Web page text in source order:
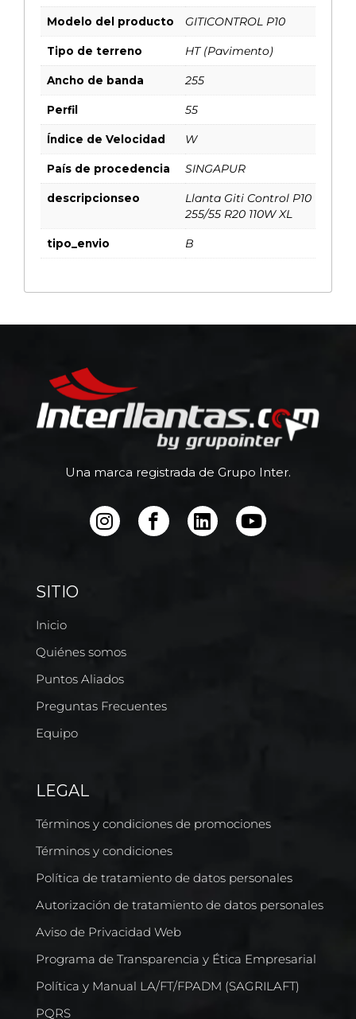
Modelo del producto GITICONTROL P10
Tipo de terreno HT (Pavimento)
Ancho de banda 255
Perfil 55
Índice de Velocidad W
País de procedencia SINGAPUR
descripcionseo
Llanta Giti Control P10
255/55 R20 110W XL
tipo_envio B
Una marca registrada de Grupo Inter.
SITIO
Inicio
Quiénes somos
Puntos Aliados
Preguntas Frecuentes
Equipo
LEGAL
Términos y condiciones de promociones
Términos y condiciones
Política de tratamiento de datos personales
Autorización de tratamiento de datos personales
Aviso de Privacidad Web
Programa de Transparencia y Ética Empresarial
Política y Manual LA/FT/FPADM (SAGRILAFT)
PQRS